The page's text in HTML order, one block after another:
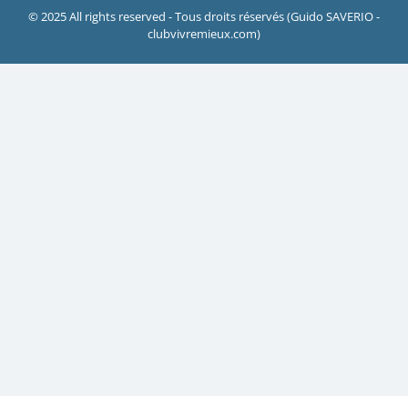
© 2025 All rights reserved - Tous droits réservés (Guido SAVERIO -
clubvivremieux.com)